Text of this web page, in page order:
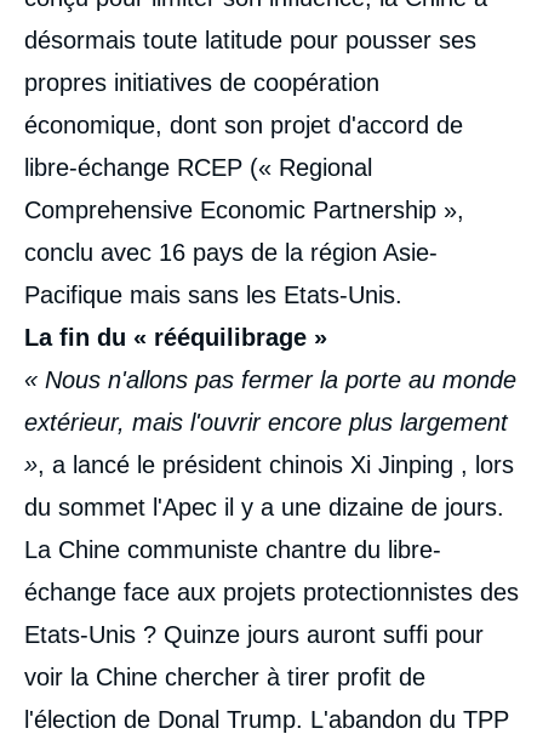
désormais toute latitude pour pousser ses
propres initiatives de coopération
économique, dont son projet d'accord de
libre-échange RCEP (« Regional
Comprehensive Economic Partnership »,
conclu avec 16 pays de la région Asie-
Pacifique mais sans les Etats-Unis.
La fin du « rééquilibrage »
« Nous n'allons pas fermer la porte au monde
extérieur, mais l'ouvrir encore plus largement
», a lancé le président chinois Xi Jinping , lors
du sommet l'Apec il y a une dizaine de jours.
La Chine communiste chantre du libre-
échange face aux projets protectionnistes des
Etats-Unis ? Quinze jours auront suffi pour
voir la Chine chercher à tirer profit de
l'élection de Donal Trump. L'abandon du TPP